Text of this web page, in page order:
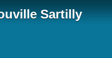
Sartilly